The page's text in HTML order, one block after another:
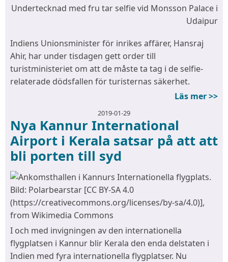
Undertecknad med fru tar selfie vid Monsson Palace i
Udaipur
Indiens Unionsminister för inrikes affärer, Hansraj
Ahir, har under tisdagen gett order till
turistministeriet om att de måste ta tag i de selfie-
relaterade dödsfallen för turisternas säkerhet.
Läs mer >>
2019-01-29
Nya Kannur International
Airport i Kerala satsar på att att
bli porten till syd
I och med invigningen av den internationella
flygplatsen i Kannur blir Kerala den enda delstaten i
Indien med fyra internationella flygplatser. Nu